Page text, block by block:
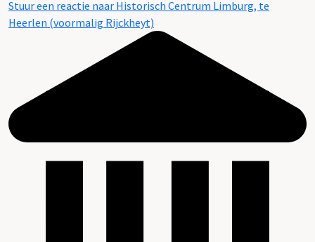
Stuur een reactie naar Historisch Centrum Limburg, te
Heerlen (voormalig Rijckheyt)